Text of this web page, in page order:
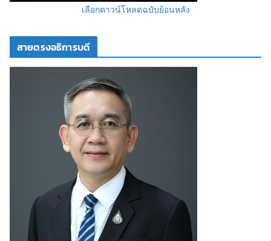
เลือกดาวน์โหลดฉบับย้อนหลัง
สายตรงอธิการบดี